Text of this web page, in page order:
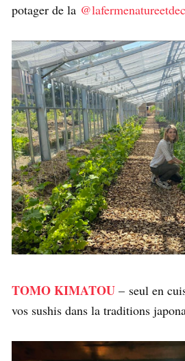
potager de la
TOMO KIMATOU – seul en
vos sushis dans la traditions